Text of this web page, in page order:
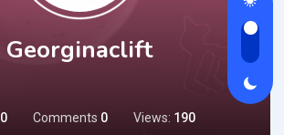
Georginaclift
0 Comments 0 Views: 190